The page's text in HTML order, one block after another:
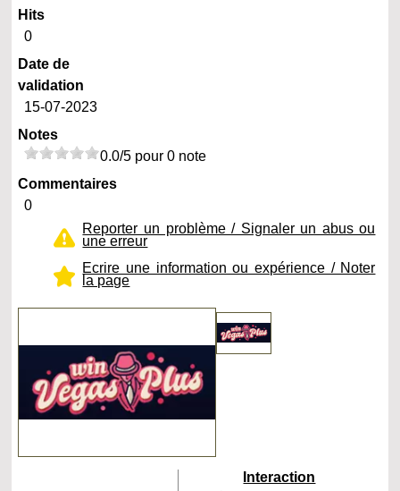
Hits
0
Date de
validation
15-07-2023
Notes
0.0/5 pour 0 note
Commentaires
0
Reporter un problème / Signaler un abus ou
une erreur
Ecrire une information ou expérience / Noter
la page
Interaction